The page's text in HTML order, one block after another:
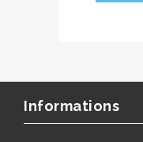
Informations